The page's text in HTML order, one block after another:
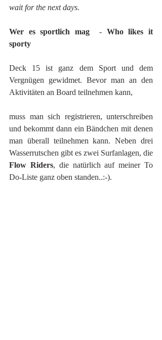
wait for the next days.
Wer es sportlich mag - Who likes it
sporty
Deck 15 ist ganz dem Sport und dem
Vergnügen gewidmet. Bevor man an den
Aktivitäten an Board teilnehmen kann,
muss man sich registrieren, unterschreiben
und bekommt dann ein Bändchen mit denen
man überall teilnehmen kann. Neben drei
Flow Riders, die natürlich auf meiner To
Do-Liste ganz oben standen..:-).